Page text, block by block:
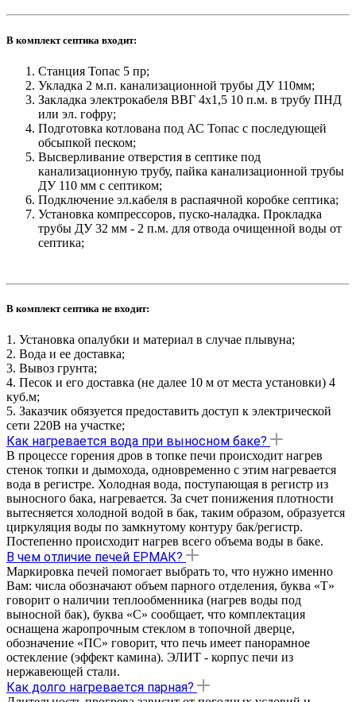
В комплект септика входит:
Станция Топас 5 пр;
Укладка 2 м.п. канализационной трубы ДУ 110мм;
Закладка электрокабеля ВВГ 4х1,5 10 п.м. в трубу ПНД
или эл. гофру;
Подготовка котлована под АС Топас с последующей
обсыпкой песком;
Высверливание отверстия в септике под
канализационную трубу, пайка канализационной трубы
ДУ 110 мм с септиком;
Подключение эл.кабеля в распаячной коробке септика;
Установка компрессоров, пуско-наладка. Прокладка
трубы ДУ 32 мм - 2 п.м. для отвода очищенной воды от
септика;
В комплект септика не входит:
1. Установка опалубки и материал в случае плывуна;
2. Вода и ее доставка;
3. Вывоз грунта;
4. Песок и его доставка (не далее 10 м от места установки) 4
куб.м;
5. Заказчик обязуется предоставить доступ к электрической
сети 220В на участке;
Как нагревается вода при выносном баке?
В процессе горения дров в топке печи происходит нагрев
стенок топки и дымохода, одновременно с этим нагревается
вода в регистре. Холодная вода, поступающая в регистр из
выносного бака, нагревается. За счет понижения плотности
вытесняется холодной водой в бак, таким образом, образуется
циркуляция воды по замкнутому контуру бак/регистр.
Постепенно происходит нагрев всего объема воды в баке.
В чем отличие печей ЕРМАК?
Маркировка печей помогает выбрать то, что нужно именно
Вам: числа обозначают объем парного отделения, буква «Т»
говорит о наличии теплообменника (нагрев воды под
выносной бак), буква «С» сообщает, что комплектация
оснащена жаропрочным стеклом в топочной дверце,
обозначение «ПС» говорит, что печь имеет панорамное
остекление (эффект камина). ЭЛИТ - корпус печи из
нержавеющей стали.
Как долго нагревается парная?